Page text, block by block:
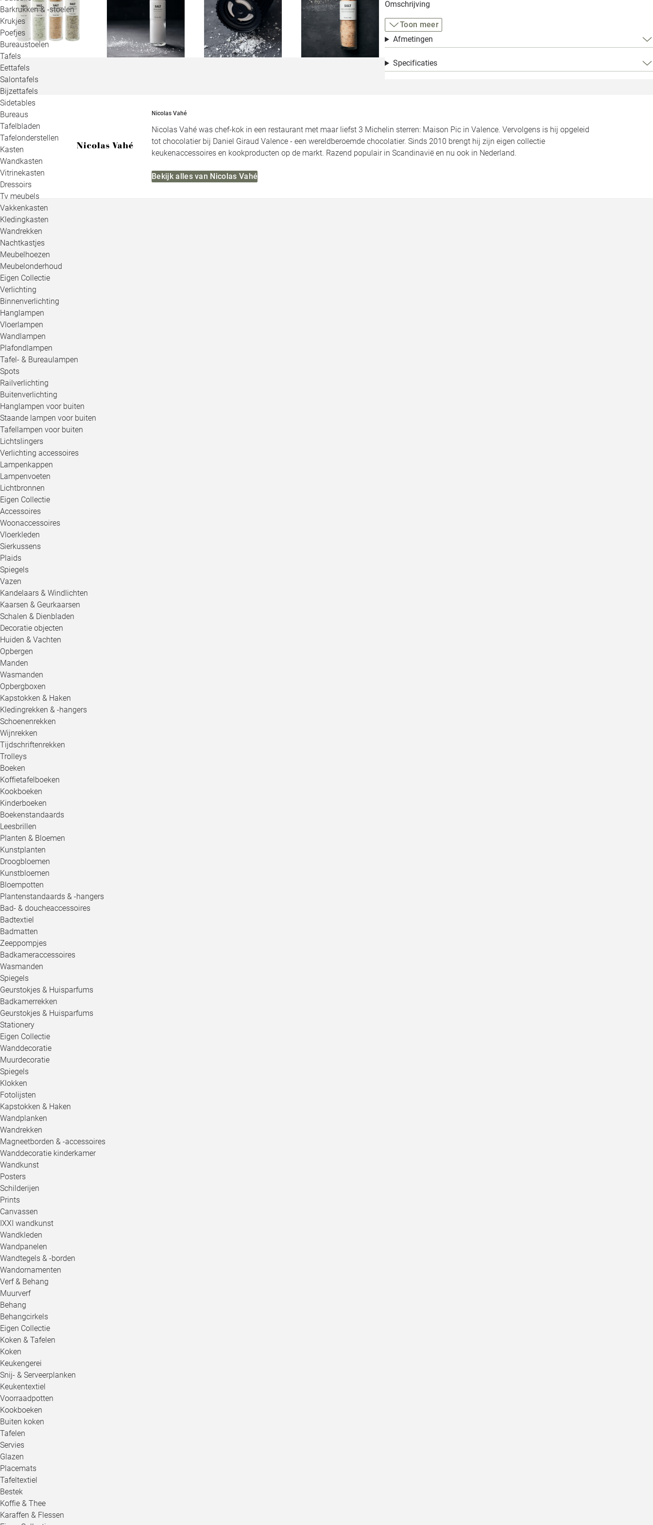
Barkrukken & -stoelen
Krukjes
Poefjes
Bureaustoelen
Tafels
Eettafels
Salontafels
Bijzettafels
Sidetables
Bureaus
Tafelbladen
Tafelonderstellen
Kasten
Wandkasten
Vitrinekasten
Dressoirs
Tv meubels
Vakkenkasten
Kledingkasten
Wandrekken
Nachtkastjes
Meubelhoezen
Meubelonderhoud
Eigen Collectie
Verlichting
Binnenverlichting
Hanglampen
Vloerlampen
Wandlampen
Plafondlampen
Tafel- & Bureaulampen
Spots
Railverlichting
Buitenverlichting
Hanglampen voor buiten
Staande lampen voor buiten
Tafellampen voor buiten
Lichtslingers
Verlichting accessoires
Lampenkappen
Lampenvoeten
Lichtbronnen
Eigen Collectie
Accessoires
Woonaccessoires
Vloerkleden
Sierkussens
Plaids
Spiegels
Vazen
Kandelaars & Windlichten
Kaarsen & Geurkaarsen
Schalen & Dienbladen
Decoratie objecten
Huiden & Vachten
Opbergen
Manden
Wasmanden
Opbergboxen
Kapstokken & Haken
Kledingrekken & -hangers
Schoenenrekken
Wijnrekken
Tijdschriftenrekken
Trolleys
Boeken
Koffietafelboeken
Kookboeken
Kinderboeken
Boekenstandaards
Leesbrillen
Planten & Bloemen
Kunstplanten
Droogbloemen
Kunstbloemen
Bloempotten
Plantenstandaards & -hangers
Bad- & doucheaccessoires
Badtextiel
Badmatten
Zeeppompjes
Badkameraccessoires
Wasmanden
Spiegels
Geurstokjes & Huisparfums
Badkamerrekken
Geurstokjes & Huisparfums
Stationery
Eigen Collectie
Wanddecoratie
Muurdecoratie
Spiegels
Klokken
Fotolijsten
Kapstokken & Haken
Wandplanken
Wandrekken
Magneetborden & -accessoires
Wanddecoratie kinderkamer
Wandkunst
Posters
Schilderijen
Prints
Canvassen
IXXI wandkunst
Wandkleden
Wandpanelen
Wandtegels & -borden
Wandornamenten
Verf & Behang
Muurverf
Behang
Behangcirkels
Eigen Collectie
Koken & Tafelen
Koken
Keukengerei
Snij- & Serveerplanken
Keukentextiel
Voorraadpotten
Kookboeken
Buiten koken
Tafelen
Servies
Glazen
Placemats
Tafeltextiel
Bestek
Koffie & Thee
Karaffen & Flessen
Alle
Omschrijving
Toon meer
Afmetingen
Specificaties
Nicolas Vahé
Nicolas Vahé was chef-kok in een restaurant met maar liefst 3 Michelin sterren: Maison Pic in Valence. Vervolgens is hij opgeleid
tot chocolatier bij Daniel Giraud Valence - een wereldberoemde chocolatier. Sinds 2010 brengt hij zijn eigen collectie
keukenaccessoires en kookproducten op de markt. Razend populair in Scandinavië en nu ook in Nederland.
Bekijk alles van Nicolas Vahé